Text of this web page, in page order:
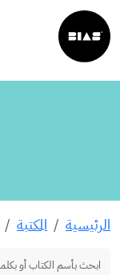
الرئيسية المكتبة